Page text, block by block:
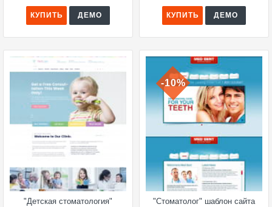
КУПИТЬ ДЕМО КУПИТЬ ДЕМО
"Детская стоматология"
-10%
"Стоматолог" шаблон сайта